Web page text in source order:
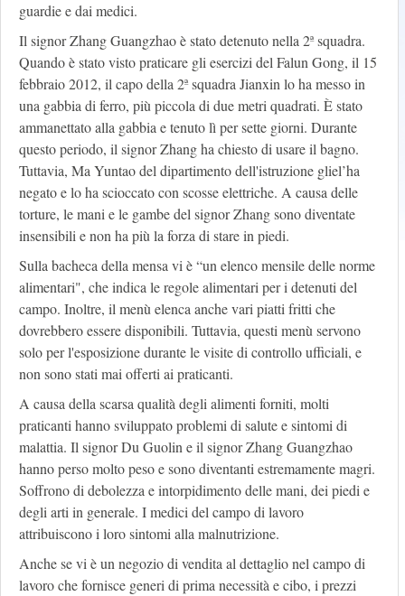
guardie e dai medici.
Il signor Zhang Guangzhao è stato detenuto nella 2ª squadra.
Quando è stato visto praticare gli esercizi del Falun Gong, il 15
febbraio 2012, il capo della 2ª squadra Jianxin lo ha messo in
una gabbia di ferro, più piccola di due metri quadrati. È stato
ammanettato alla gabbia e tenuto lì per sette giorni. Durante
questo periodo, il signor Zhang ha chiesto di usare il bagno.
Tuttavia, Ma Yuntao del dipartimento dell'istruzione gliel’ha
negato e lo ha scioccato con scosse elettriche. A causa delle
torture, le mani e le gambe del signor Zhang sono diventate
insensibili e non ha più la forza di stare in piedi.
Sulla bacheca della mensa vi è “un elenco mensile delle norme
alimentari", che indica le regole alimentari per i detenuti del
campo. Inoltre, il menù elenca anche vari piatti fritti che
dovrebbero essere disponibili. Tuttavia, questi menù servono
solo per l'esposizione durante le visite di controllo ufficiali, e
non sono stati mai offerti ai praticanti.
A causa della scarsa qualità degli alimenti forniti, molti
praticanti hanno sviluppato problemi di salute e sintomi di
malattia. Il signor Du Guolin e il signor Zhang Guangzhao
hanno perso molto peso e sono diventanti estremamente magri.
Soffrono di debolezza e intorpidimento delle mani, dei piedi e
degli arti in generale. I medici del campo di lavoro
attribuiscono i loro sintomi alla malnutrizione.
Anche se vi è un negozio di vendita al dettaglio nel campo di
lavoro che fornisce generi di prima necessità e cibo, i prezzi